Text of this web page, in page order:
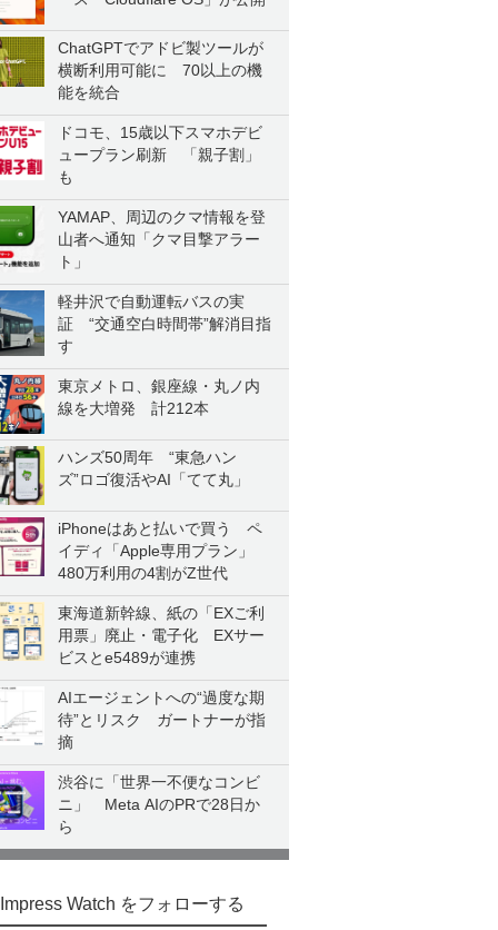
ChatGPTでアドビ製ツールが
横断利用可能に 70以上の機
能を統合
ドコモ、15歳以下スマホデビ
ュープラン刷新 「親子割」
も
YAMAP、周辺のクマ情報を登
山者へ通知「クマ目撃アラー
ト」
軽井沢で自動運転バスの実
証 “交通空白時間帯”解消目指
す
東京メトロ、銀座線・丸ノ内
線を大増発 計212本
ハンズ50周年 “東急ハン
ズ”ロゴ復活やAI「てて丸」
iPhoneはあと払いで買う ペ
イディ「Apple専用プラン」
480万利用の4割がZ世代
東海道新幹線、紙の「EXご利
用票」廃止・電子化 EXサー
ビスとe5489が連携
AIエージェントへの“過度な期
待”とリスク ガートナーが指
摘
渋谷に「世界一不便なコンビ
ニ」 Meta AIのPRで28日か
ら
Impress Watch をフォローする